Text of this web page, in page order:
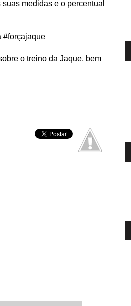
medidas e o percentual
#forçajaque
o treino da Jaque, bem